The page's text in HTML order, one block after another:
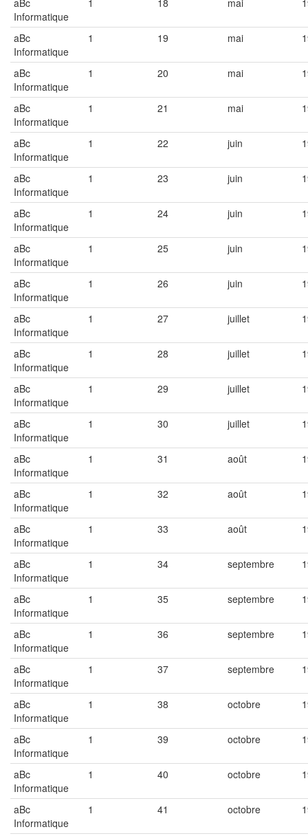
Informatique
aBc
Informatique
1 19 mai
aBc
Informatique
1 20 mai
aBc
Informatique
1 21 mai
aBc
Informatique
1 22 juin
aBc
Informatique
1 23 juin
aBc
Informatique
1 24 juin
aBc
Informatique
1 25 juin
aBc
Informatique
1 26 juin
aBc
Informatique
1 27 juillet
aBc
Informatique
1 28 juillet
aBc
Informatique
1 29 juillet
aBc
Informatique
1 30 juillet
aBc
Informatique
1 31 août
aBc
Informatique
1 32 août
aBc
Informatique
1 33 août
aBc
Informatique
1 34 septembre
aBc
Informatique
1 35 septembre
aBc
Informatique
1 36 septembre
aBc
Informatique
1 37 septembre
aBc
Informatique
1 38 octobre
aBc
Informatique
1 39 octobre
aBc
Informatique
1 40 octobre
aBc
Informatique
1 41 octobre